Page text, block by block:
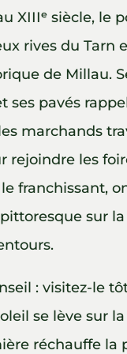
XIIIᵉ siècle, le
rives du Tarn
de Millau.
ses pavés
marchands
rejoindre les
franchissant,
sur
: visitez-le
se lève sur
réchauffe la